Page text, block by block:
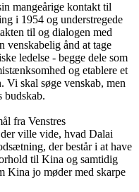
mangeårige kontakt til
i 1954 og understregede
til og dialogen med
venskabelig ånd at tage
ledelse - begge dele som
og etablere et
skal søge venskab, men
budskab.
fra Venstres
ville vide, hvad Dalai
der består i at have
til Kina og samtidig
Kina jo møder med skarpe